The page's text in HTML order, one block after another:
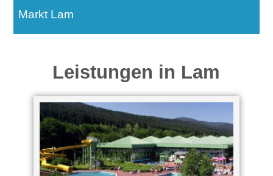
Markt Lam
Leistungen in Lam